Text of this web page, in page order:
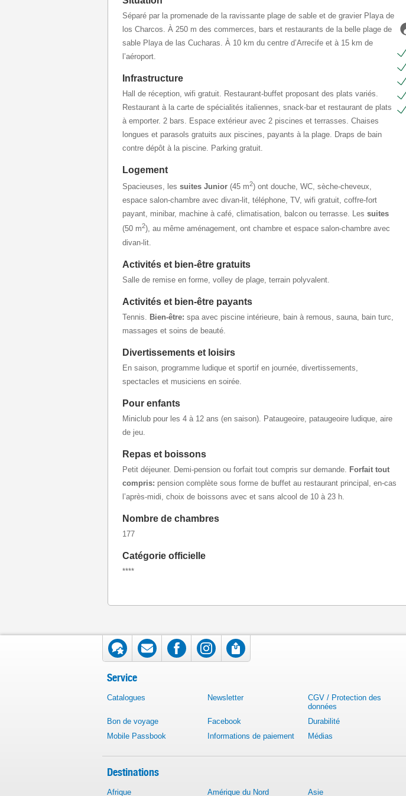
Séparé par la promenade de la ravissante plage de sable et de gravier Playa de
los Charcos. À 250 m des commerces, bars et restaurants de la belle plage de
sable Playa de las Cucharas. À 10 km du centre d’Arrecife et à 15 km de
l’aéroport.
Infrastructure
Hall de réception, wifi gratuit. Restaurant-buffet proposant des plats variés.
Restaurant à la carte de spécialités italiennes, snack-bar et restaurant de plats
à emporter. 2 bars. Espace extérieur avec 2 piscines et terrasses. Chaises
longues et parasols gratuits aux piscines, payants à la plage. Draps de bain
contre dépôt à la piscine. Parking gratuit.
Logement
Spacieuses, les suites Junior (45 m2) ont douche, WC, sèche-cheveux,
espace salon-chambre avec divan-lit, téléphone, TV, wifi gratuit, coffre-fort
payant, minibar, machine à café, climatisation, balcon ou terrasse. Les suites
(50 m2), au même aménagement, ont chambre et espace salon-chambre avec
divan-lit.
Activités et bien-être gratuits
Salle de remise en forme, volley de plage, terrain polyvalent.
Activités et bien-être payants
Tennis. Bien-être: spa avec piscine intérieure, bain à remous, sauna, bain turc,
massages et soins de beauté.
Divertissements et loisirs
En saison, programme ludique et sportif en journée, divertissements,
spectacles et musiciens en soirée.
Pour enfants
Miniclub pour les 4 à 12 ans (en saison). Pataugeoire, pataugeoire ludique, aire
de jeu.
Repas et boissons
Petit déjeuner. Demi-pension ou forfait tout compris sur demande. Forfait tout
compris: pension complète sous forme de buffet au restaurant principal, en-cas
l’après-midi, choix de boissons avec et sans alcool de 10 à 23 h.
Nombre de chambres
177
Catégorie officielle
****
Service
Catalogues Newsletter
CGV / Protection des
données
Bon de voyage Facebook Durabilité
Mobile Passbook
Informations de paiement Médias
Destinations
Afrique Amérique du Nord Asie